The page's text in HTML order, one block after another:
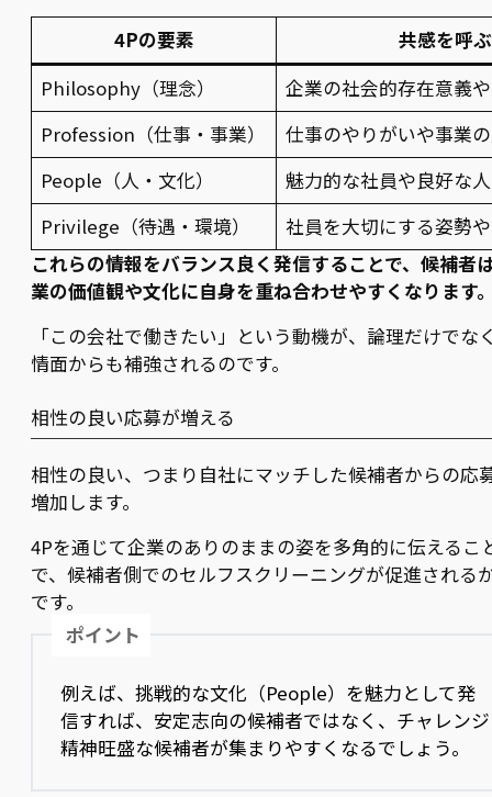
4Pの要素
共感を呼
Philosophy（理念）
企業の社会的存在意義
Profession（仕事・事業）
仕事のやりがいや事業
People（人・文化）
魅力的な社員や良好な
Privilege（待遇・環境）
社員を大切にする姿勢
これらの情報をバランス良く発信することで、候補者
業の価値観や文化に自身を重ね合わせやすくなります
「この会社で働きたい」という動機が、論理だけでな
情面からも補強されるのです。
相性の良い応募が増える
相性の良い、つまり自社にマッチした候補者からの応
増加します。
4Pを通じて企業のありのままの姿を多角的に伝えるこ
で、候補者側でのセルフスクリーニングが促進される
です。
ポイント
例えば、挑戦的な文化（People）を魅力として発
信すれば、安定志向の候補者ではなく、チャレンジ
精神旺盛な候補者が集まりやすくなるでしょう。